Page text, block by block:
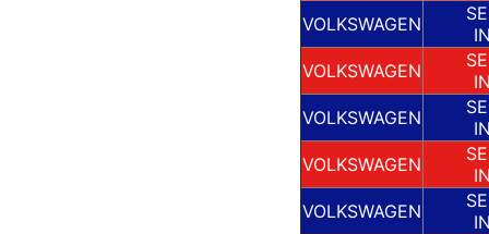
VOLKSWAGEN
VOLKSWAGEN
VOLKSWAGEN
VOLKSWAGEN
VOLKSWAGEN